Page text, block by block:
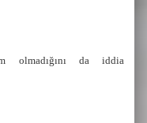
olmadığını da iddia